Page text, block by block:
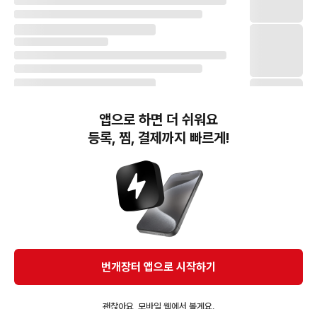
번개장터(주) 사업자정보, 이용약관 및 기타 법적고지
번개장터㈜는 통신판매중개자이며, 통신판매의 당사자가 아닙니다. 전자상거래 등에서의
소비자보호에 관한 법률 등 관련 법령 및 번개장터㈜의 약관에 따라 상품, 상품정보, 거래에 관한 책임은
개별 판매자에게 귀속하고, 번개장터㈜는 원칙적으로 회원간 거래에 대하여 책임을 지지 않습니다.
다만, 번개장터㈜가 직접 판매하는 상품에 대한 책임은 번개장터㈜에게 귀속합니다.
앱으로 하면 더 쉬워요
등록, 찜, 결제까지 빠르게!
번개장터 앱으로 시작하기
괜찮아요, 모바일 웹에서 볼게요.